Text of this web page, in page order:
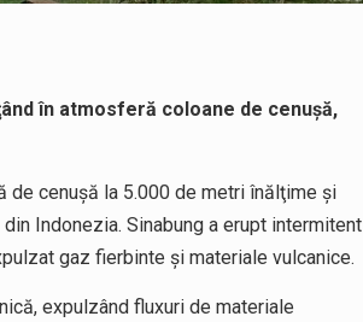
în atmosferă coloane de cenuşă,
de cenuşă la 5.000 de metri înălţime şi
Indonezia. Sinabung a erupt intermitent
gaz fierbinte şi materiale vulcanice.
expulzând fluxuri de materiale